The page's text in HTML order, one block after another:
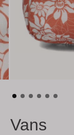
Vans